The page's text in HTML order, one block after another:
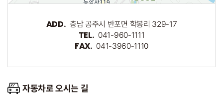
ADD. 충남 공주시 반포면 학봉리 329-17
TEL. 041-960-1111
FAX. 041-3960-1110
자동차로 오시는 길